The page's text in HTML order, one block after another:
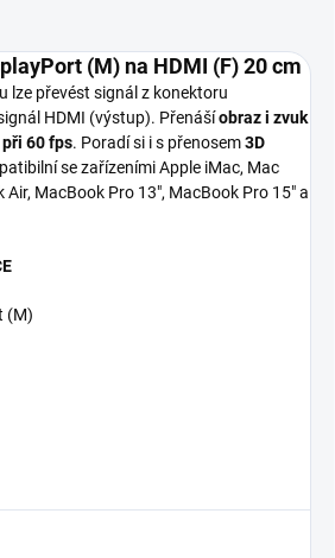
(M) na HDMI (F) 20 cm
lze převést signál z konektoru
HDMI (výstup). Přenášíobraz i zvuk
při 60 fps. Poradí si i s přenosem3D
se zařízeními Apple iMac, Mac
Air, MacBook Pro 13", MacBook Pro 15" a
(M)